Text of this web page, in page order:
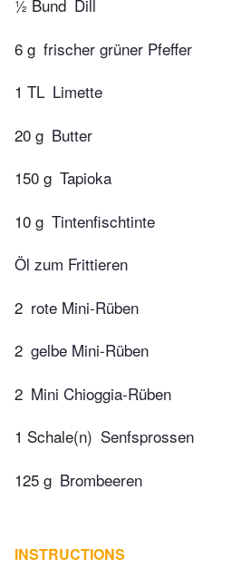
½ Bund Dill
6 g frischer grüner Pfeffer
1 TL Limette
20 g Butter
150 g Tapioka
10 g Tintenfischtinte
Öl zum Frittieren
2 rote Mini-Rüben
2 gelbe Mini-Rüben
2 Mini Chioggia-Rüben
1 Schale(n) Senfsprossen
125 g Brombeeren
INSTRUCTIONS